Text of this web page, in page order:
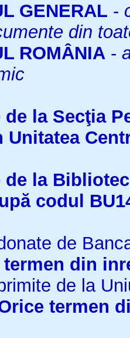
GENERAL -
din
ROMÂNIA -
la Secţia
Unitatea
la
codul
de
termen din
de la
termen